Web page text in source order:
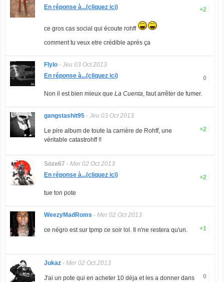
+2
En réponse à...(cliquez ici)
ce gros cas social qui écoute rohff
comment tu veux etre crédible après ça
Flylo- Jeu 03 Oct 2013
0
En réponse à...(cliquez ici)
Non il est bien mieux que La Cuenta , faut arrêter de fumer.
gangstashit95- Jeu 03 Oct 2013
+2
Le pire album de toute la carrière de Rohff, une
véritable catastrohff !!
Söze67 - Mer 02 Oct 2013
+2
En réponse à...(cliquez ici)
tue ton pote
WeezyMadRoms - Mer 02 Oct 2013
+1
ce négro est sur tpmp ce soir lol. Il n'ne restera qu'un.
Jukaz- Mer 02 Oct 2013
0
J'ai un pote qui en acheter 10 déja et les a donner dans